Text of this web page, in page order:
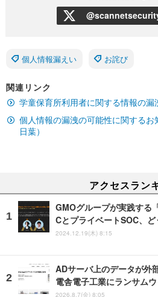
個人情報漏えい お詫び
関連リンク
学童保育所利用者に関する情報の漏
個人情報の漏洩の可能性に関する
日葉）
アクセスラン
GMOグループが実践する
CとプライベートSOC、
2024.12.19(木) 8:15
ADサーバ上のデータが外
電舎電子工業にランサム
2026.8.7(金) 8:05